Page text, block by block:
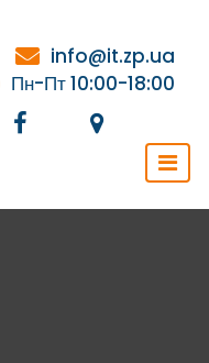
info@it.zp.ua
Пн-Пт 10:00-18:00